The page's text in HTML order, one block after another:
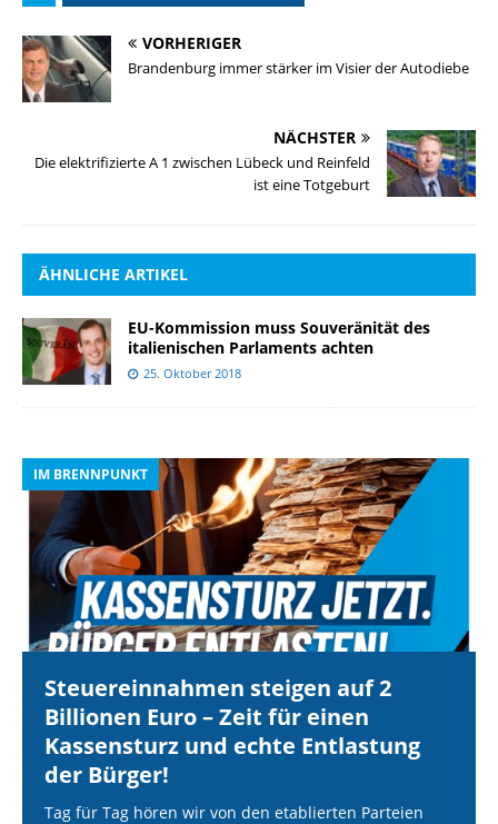
VORHERIGER
Brandenburg immer stärker im Visier der Autodiebe
NÄCHSTER
Die elektrifizierte A 1 zwischen Lübeck und Reinfeld
ist eine Totgeburt
ÄHNLICHE ARTIKEL
EU-Kommission muss Souveränität des
italienischen Parlaments achten
25. Oktober 2018
IM BRENNPUNKT
Steuereinnahmen steigen auf 2
Billionen Euro – Zeit für einen
Kassensturz und echte Entlastung
der Bürger!
Tag für Tag hören wir von den etablierten Parteien